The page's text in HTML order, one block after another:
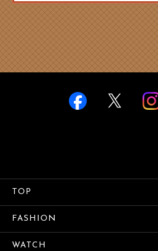
TOP
FASHION
WATCH